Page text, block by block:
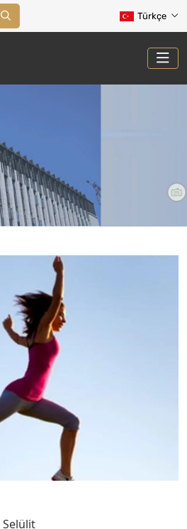
Türkçe
Vücut Şekillendirme ve Selülit